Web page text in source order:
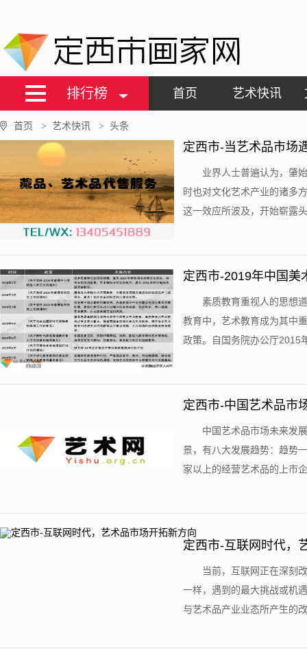
定西市画家网
排行榜 首页 艺术快讯
首页 > 艺术快讯 > 头条
定西市-当艺术品市场
业界人士普遍认为，肇
时也对文化艺术产业的诸多
这一效应所波及，开始崭露
定西市-2019年中国美
素质教育重视人的思想
教育中，艺术教育成为其中
政策。自国务院办公厅2015
定西市-中国艺术品市
中国艺术品市场未来发
景，有八大发展趋势：趋势
家以上的经营艺术品的上市
定西市-互联网时代，
当前，互联网正在深刻
一样，遇到的最大挑战或机
与艺术品产业业态所产生的